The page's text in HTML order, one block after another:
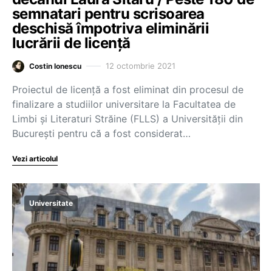
semnatari pentru scrisoarea
deschisă împotriva eliminării
lucrării de licență
Costin Ionescu 12 octombrie 2021
Proiectul de licență a fost eliminat din procesul de
finalizare a studiilor universitare la Facultatea de
Limbi și Literaturi Străine (FLLS) a Universității din
București pentru că a fost considerat…
Vezi articolul
Universitate